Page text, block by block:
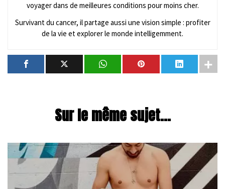
voyager dans de meilleures conditions pour moins cher.
Survivant du cancer, il partage aussi une vision simple : profiter
de la vie et explorer le monde intelligemment.
Sur le même sujet...